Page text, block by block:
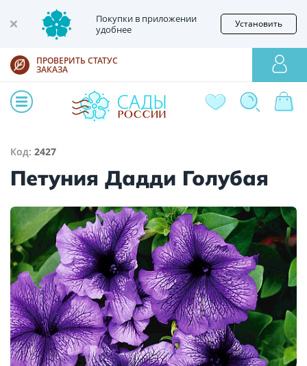
Покупки в приложении
удобнее
Установить
ПРОВЕРИТЬ СТАТУС
ЗАКАЗА
Код: 2427
Петуния Дадди Голубая